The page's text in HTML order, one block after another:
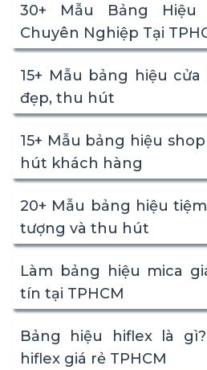
30+ Mẫu Bảng
Chuyên Nghiệp Tại
15+ Mẫu bảng hiệu
đẹp, thu hút
15+ Mẫu bảng hiệu
hút khách hàng
20+ Mẫu bảng hiệu
tượng và thu hút
Làm bảng hiệu mica
tín tại TPHCM
Bảng hiệu hiflex là
hiflex giá rẻ TPHCM